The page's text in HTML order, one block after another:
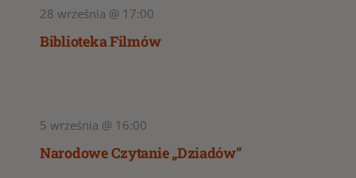
28 września @ 17:00
Biblioteka Filmów
5 września @ 16:00
Narodowe Czytanie „Dziadów”